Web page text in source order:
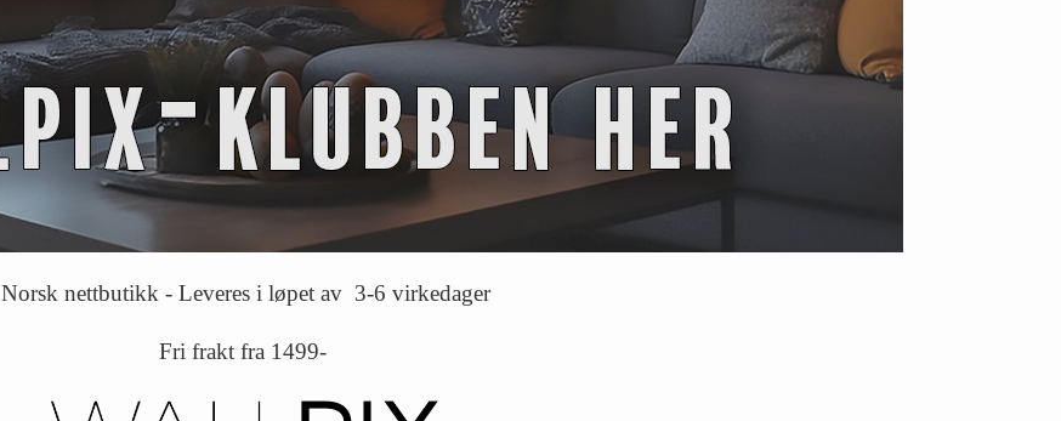
Norsk nettbutikk - Leveres i løpet av 3-6 virkedager
Fri frakt fra 1499-